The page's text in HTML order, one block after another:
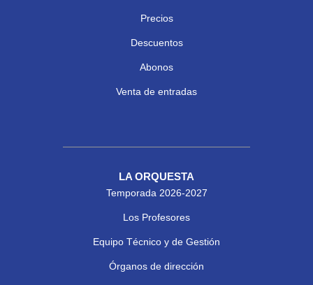
Precios
Descuentos
Abonos
Venta de entradas
LA ORQUESTA
Temporada 2026-2027
Los Profesores
Equipo Técnico y de Gestión
Órganos de dirección